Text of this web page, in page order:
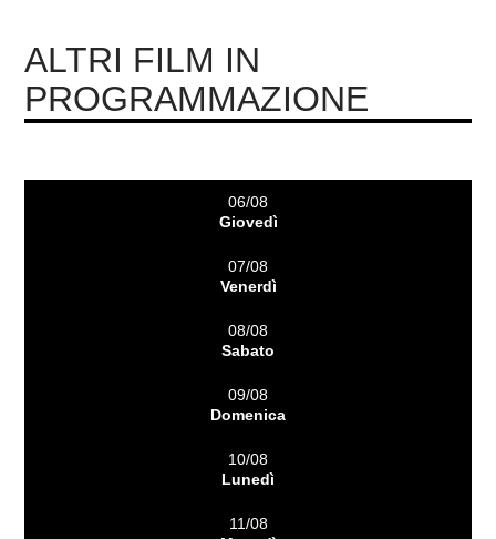
ALTRI FILM IN
PROGRAMMAZIONE
06/08
Giovedì
07/08
Venerdì
08/08
Sabato
09/08
Domenica
10/08
Lunedì
11/08